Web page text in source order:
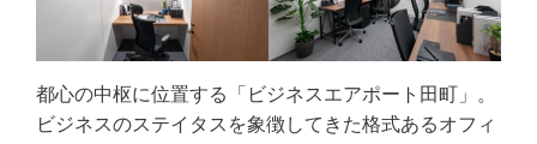
都心の中枢に位置する「ビジネスエアポート田町」。
ビジネスのステイタスを象徴してきた格式あるオフィ